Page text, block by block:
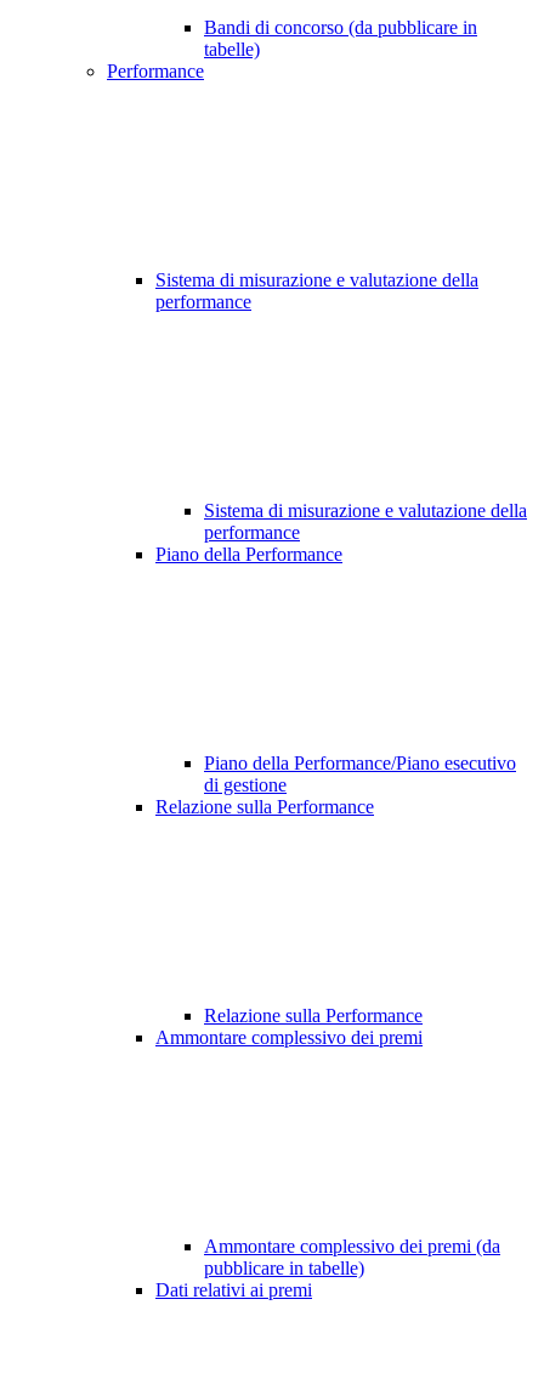
Bandi di concorso (da pubblicare in
tabelle)
Performance
Sistema di misurazione e valutazione della
performance
Sistema di misurazione e valutazione della
performance
Piano della Performance
Piano della Performance/Piano esecutivo
di gestione
Relazione sulla Performance
Relazione sulla Performance
Ammontare complessivo dei premi
Ammontare complessivo dei premi (da
pubblicare in tabelle)
Dati relativi ai premi